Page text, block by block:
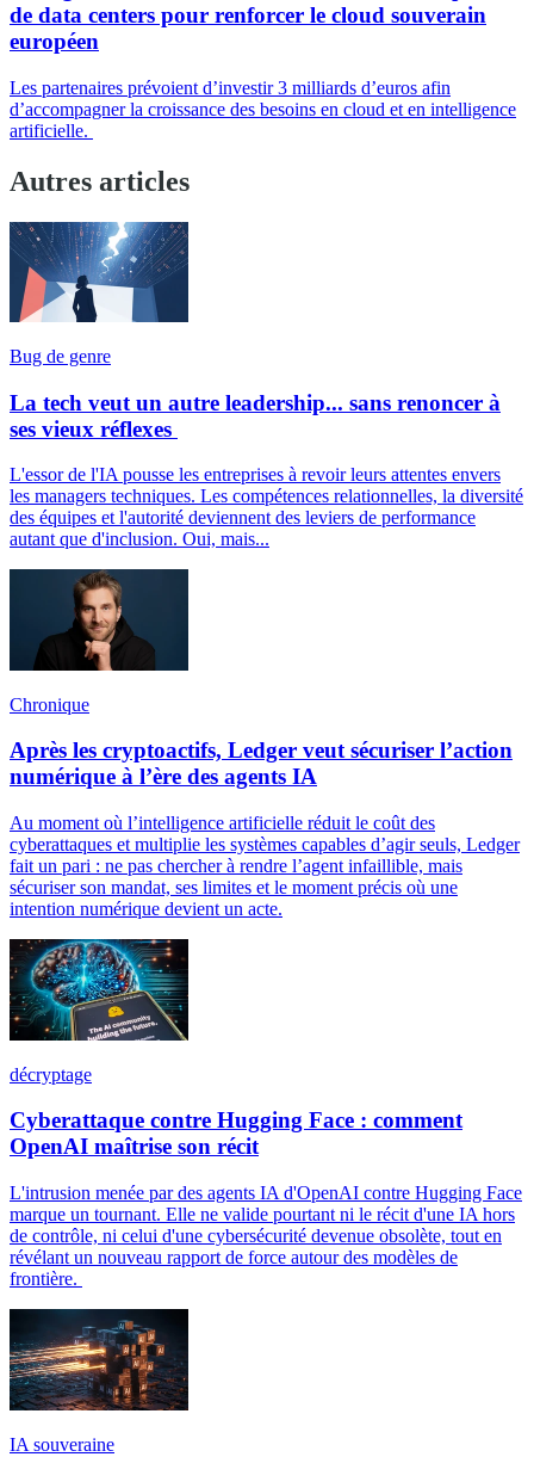
de data centers pour renforcer le cloud souverain
européen
Les partenaires prévoient d’investir 3 milliards d’euros afin
d’accompagner la croissance des besoins en cloud et en intelligence
artificielle.
Autres articles
Bug de genre
La tech veut un autre leadership... sans renoncer à
ses vieux réflexes
L'essor de l'IA pousse les entreprises à revoir leurs attentes envers
les managers techniques. Les compétences relationnelles, la diversité
des équipes et l'autorité deviennent des leviers de performance
autant que d'inclusion. Oui, mais...
Chronique
Après les cryptoactifs, Ledger veut sécuriser l’action
numérique à l’ère des agents IA
Au moment où l’intelligence artificielle réduit le coût des
cyberattaques et multiplie les systèmes capables d’agir seuls, Ledger
fait un pari : ne pas chercher à rendre l’agent infaillible, mais
sécuriser son mandat, ses limites et le moment précis où une
intention numérique devient un acte.
décryptage
Cyberattaque contre Hugging Face : comment
OpenAI maîtrise son récit
L'intrusion menée par des agents IA d'OpenAI contre Hugging Face
marque un tournant. Elle ne valide pourtant ni le récit d'une IA hors
de contrôle, ni celui d'une cybersécurité devenue obsolète, tout en
révélant un nouveau rapport de force autour des modèles de
frontière.
IA souveraine